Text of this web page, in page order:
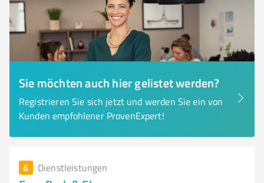
Sie möchten auch hier gelistet werden?
Registrieren Sie sich jetzt und werden Sie ein von
Kunden empfohlener ProvenExpert!
6 Dienstleistungen